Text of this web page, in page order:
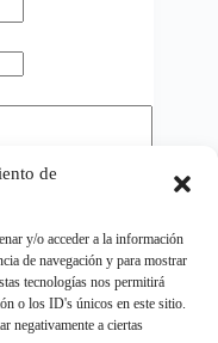
de
y/o acceder a la información
de navegación y para mostrar
tecnologías nos permitirá
o los ID's únicos en este sitio.
negativamente a ciertas